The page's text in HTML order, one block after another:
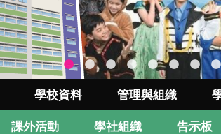
學校資料 管理與組織
課外活動 學社組織 告示板